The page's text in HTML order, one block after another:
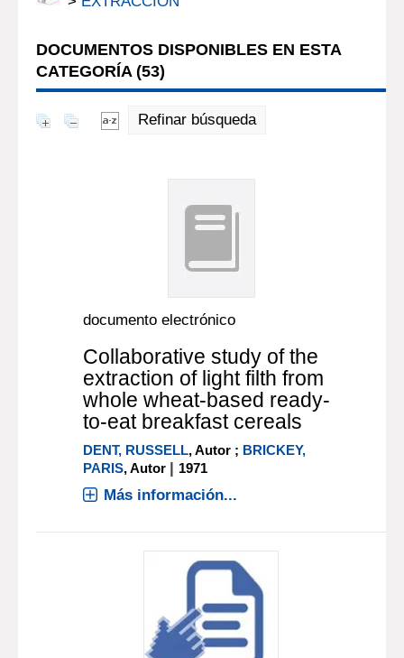
DOCUMENTOS DISPONIBLES EN ESTA
CATEGORÍA (53)
Refinar búsqueda
documento electrónico
Collaborative study of the
extraction of light filth from
whole wheat-based ready-
to-eat breakfast cereals
DENT, RUSSELL, Autor ; BRICKEY,
PARIS, Autor | 1971
Más información...